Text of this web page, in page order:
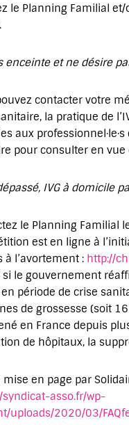
le Planning Familial
enceinte et ne désire
contacter votre
la pratique de
aux
pour consulter en vue
IVG à domicile
le Planning Familial
est en ligne à
à l’avortement : http://
si le gouvernement
période de crise
de grossesse (soit
en France depuis
de hôpitaux, la
mise en page par
syndicat-asso.fr/wp-
uploads/2020/03/